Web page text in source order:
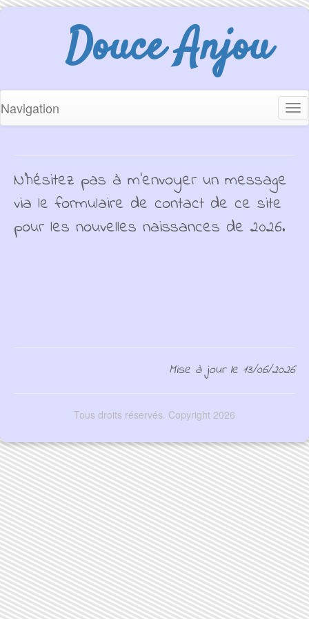
Douce Anjou
Navigation
N'hésitez pas à m'envoyer un message
via le formulaire de contact de ce site
pour les nouvelles naissances de 2026.
Mise à jour le 13/06/2026
Tous droits réservés. Copyright 2026